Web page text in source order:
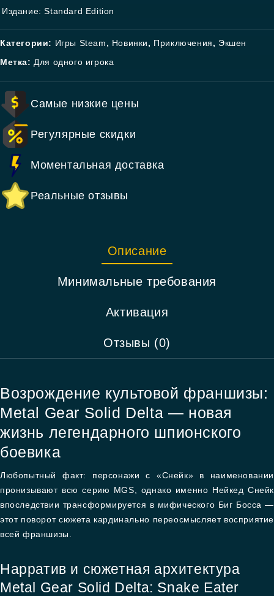
Издание: Standard Edition
Категории: Игры Steam, Новинки, Приключения, Экшен
Метка: Для одного игрока
Самые низкие цены
Регулярные скидки
Моментальная доставка
Реальные отзывы
Описание
Минимальные требования
Активация
Отзывы (0)
Возрождение культовой франшизы:
Metal Gear Solid Delta — новая
жизнь легендарного шпионского
боевика
Любопытный факт: персонажи с «Снейк» в наименовании
пронизывают всю серию MGS, однако именно Нейкед Снейк
впоследствии трансформируется в мифического Биг Босса —
этот поворот сюжета кардинально переосмысляет восприятие
всей франшизы.
Нарратив и сюжетная архитектура
Metal Gear Solid Delta: Snake Eater